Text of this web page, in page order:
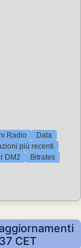
Radio
Data
più recenti
DM2 Bitrates
CET